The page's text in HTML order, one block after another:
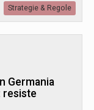
Strategie & Regole
Germania
resiste